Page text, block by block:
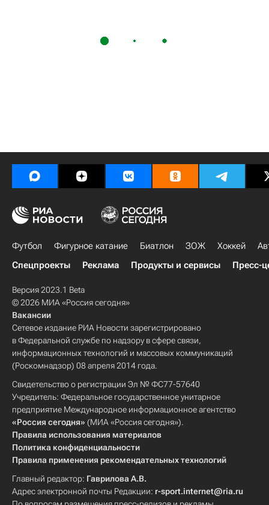
Футбол Фигурное катание Биатлон ЗОЖ Хоккей
Спецпроекты
Реклама Продукты и сервисы Пресс-
Версия 2023.1 Beta
© 2026 МИА «Россия сегодня»
Вакансии
Сетевое издание РИА Новости зарегистрировано
в Федеральной службе по надзору в сфере связи,
информационных технологий и массовых коммуникаций
(Роскомнадзор) 08 апреля 2014 года.
Свидетельство о регистрации Эл № ФС77-57640
Учредитель: Федеральное государственное унитарное
предприятие Международное информационное агентство
«Россия сегодня» (МИА «Россия сегодня»).
Правила использования материалов
Политика конфиденциальности
Правила применения рекомендательных технологий
Главный редактор: Гаврилова А.В.
Адрес электронной почты Редакции: r-sport.internet@ria.ru